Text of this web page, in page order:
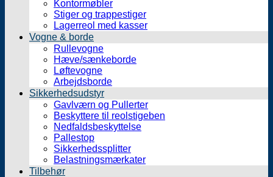
Kontormøbler
Stiger og trappestiger
Lagerreol med kasser
Vogne & borde
Rullevogne
Hæve/sænkeborde
Løftevogne
Arbejdsborde
Sikkerhedsudstyr
Gavlværn og Pullerter
Beskyttere til reolstigeben
Nedfaldsbeskyttelse
Pallestop
Sikkerhedssplitter
Belastningsmærkater
Tilbehør